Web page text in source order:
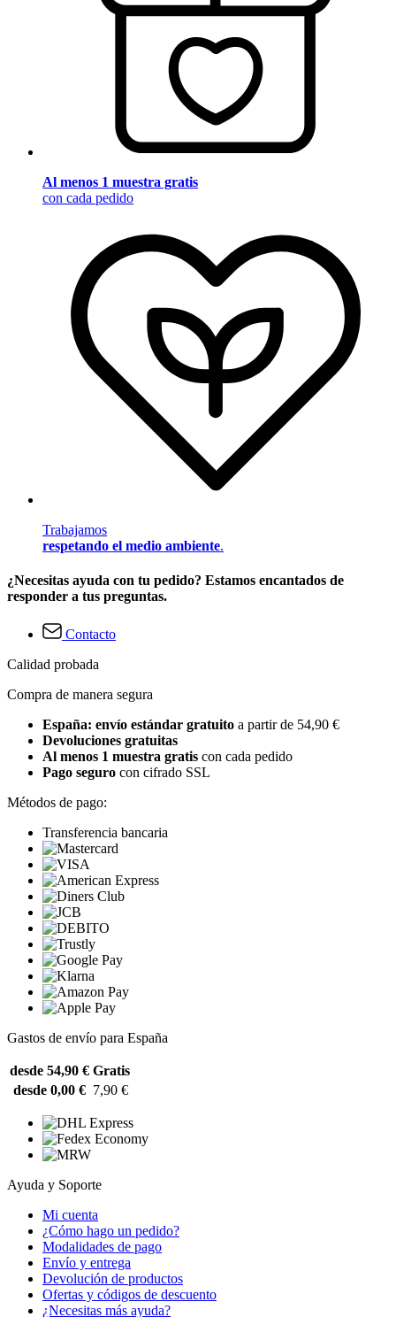
Al menos 1 muestra gratis
con cada pedido
Trabajamos
respetando el medio ambiente.
¿Necesitas ayuda con tu pedido? Estamos encantados de
responder a tus preguntas.
Contacto
Calidad probada
Compra de manera segura
España: envío estándar gratuito a partir de 54,90 €
Devoluciones gratuitas
Al menos 1 muestra gratis con cada pedido
Pago seguro con cifrado SSL
Métodos de pago:
Transferencia bancaria
Gastos de envío para España
desde 54,90 € Gratis
desde 0,00 € 7,90 €
Ayuda y Soporte
Mi cuenta
¿Cómo hago un pedido?
Modalidades de pago
Envío y entrega
Devolución de productos
Ofertas y códigos de descuento
¿Necesitas más ayuda?